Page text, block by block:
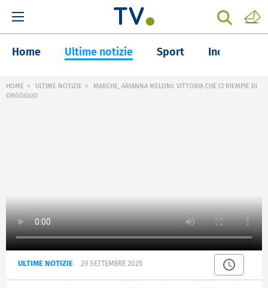
Home Ultime notizie Sport Inchieste
HOME ULTIME NOTIZIE
MARCHE, ARIANNA MELONI: VITTORIA CHE CI RIEMPIE DI
ORGOGLIO
ULTIME NOTIZIE 29 SETTEMBRE 2025